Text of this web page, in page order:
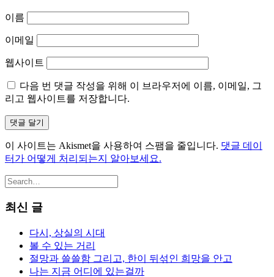
이름
이메일
웹사이트
다음 번 댓글 작성을 위해 이 브라우저에 이름, 이메일, 그
리고 웹사이트를 저장합니다.
이 사이트는 Akismet을 사용하여 스팸을 줄입니다. 댓글 데이
터가 어떻게 처리되는지 알아보세요.
최신 글
다시, 상실의 시대
볼 수 있는 거리
절망과 쓸쓸함 그리고, 한이 뒤섞인 희망을 안고
나는 지금 어디에 있는걸까